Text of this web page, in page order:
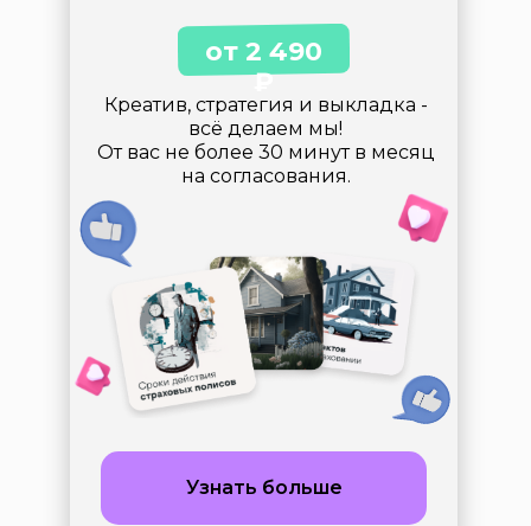
от 2 490
₽
Узнать больше
Креатив, стратегия и выкладка -
всё делаем мы!
От вас не более 30 минут в месяц
на согласования.